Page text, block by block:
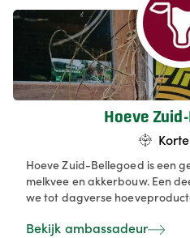
Hoeve
Hoeve Zuid-Bellegoed is een
melkvee en akkerbouw. Een
we tot dagverse
hele jaar door kan je bij ons
Bekijk ambassadeur